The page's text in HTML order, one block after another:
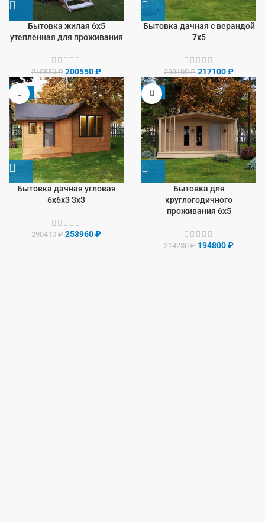
Бытовка жилая 6х5
утепленная для проживания
218550₽ 200550₽
Бытовка дачная с верандой
7х5
238100₽ 217100₽
-13%
Бытовка дачная угловая
6х6х3 3х3
290410₽ 253960₽
-9%
Бытовка для
круглогодичного
проживания 6х5
214280₽ 194800₽